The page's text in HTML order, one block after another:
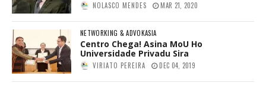
NOLASCO MENDES MAR 21, 2020
NETWORKING & ADVOKASIA
Centro Chega! Asina MoU Ho
Universidade Privadu Sira
VIRIATO PEREIRA DEC 04, 2019